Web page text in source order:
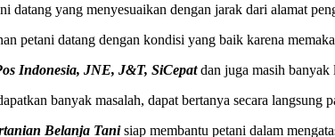
datang yang menyesuaikan dengan jarak dari alamat
petani datang dengan kondisi yang baik karena
Indonesia, JNE, J&T, SiCepatdan juga masih banyak
banyak masalah, dapat bertanya secara langsung
Belanja Tanisiap membantu petani dalam